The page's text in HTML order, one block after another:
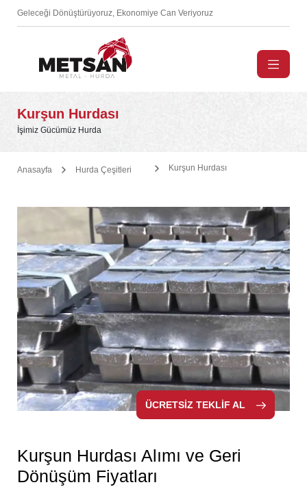
Geleceği Dönüştürüyoruz, Ekonomiye Can Veriyoruz
Kurşun Hurdası
İşimiz Gücümüz Hurda
Anasayfa Hurda Çeşitleri Kurşun Hurdası
ÜCRETSİZ TEKLİF AL
Kurşun Hurdası Alımı ve Geri
Dönüşüm Fiyatları